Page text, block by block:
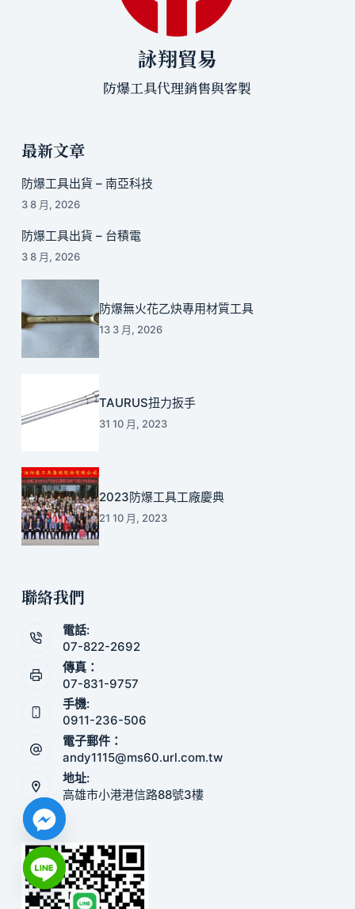
詠翔貿易
防爆工具代理銷售與客製
最新文章
防爆工具出貨 – 南亞科技
3 8 月, 2026
防爆工具出貨 – 台積電
3 8 月, 2026
防爆無火花乙炔專用材質工具
13 3 月, 2026
TAURUS扭力扳手
31 10 月, 2023
2023防爆工具工廠慶典
21 10 月, 2023
聯絡我們
電話:
07-822-2692
傳真：
07-831-9757
手機:
0911-236-506
電子郵件：
andy1115@ms60.url.com.tw
地址:
高雄市小港港信路88號3樓